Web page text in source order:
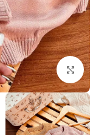
بزرگنمایی تصویر